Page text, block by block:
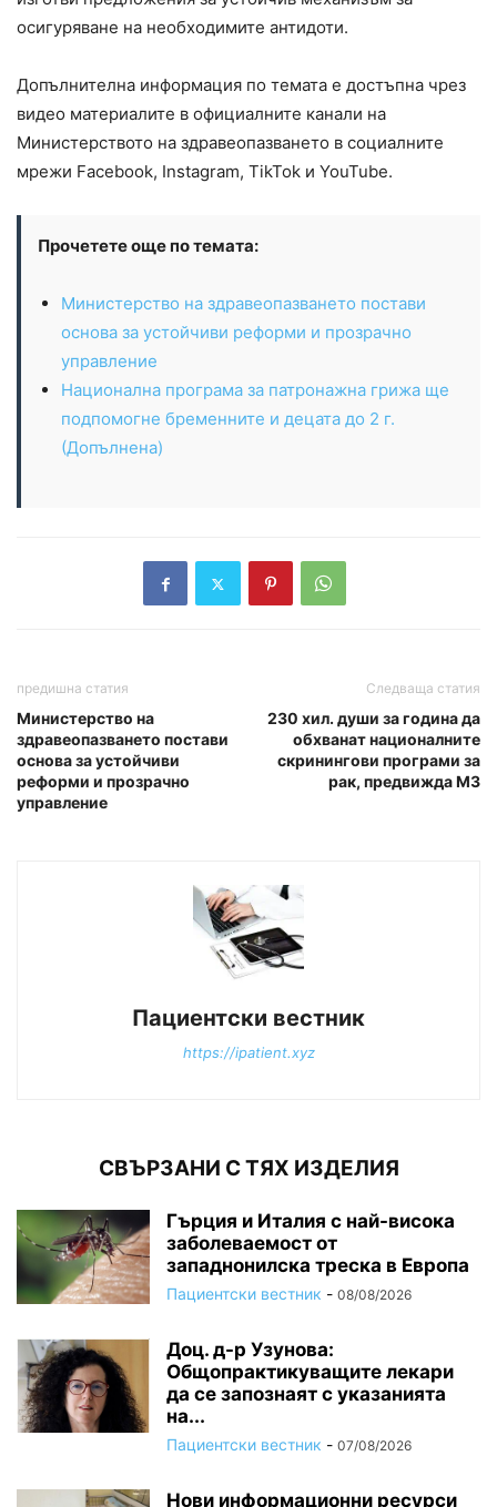
осигуряване на необходимите антидоти.
Допълнителна информация по темата е достъпна чрез
видео материалите в официалните канали на
Министерството на здравеопазването в социалните
мрежи Facebook, Instagram, TikTok и YouTube.
Прочетете още по темата:
Министерство на здравеопазването постави
основа за устойчиви реформи и прозрачно
управление
Национална програма за патронажна грижа ще
подпомогне бременните и децата до 2 г.
(Допълнена)
предишна статия
Министерство на
здравеопазването постави
основа за устойчиви
реформи и прозрачно
управление
Следваща статия
230 хил. души за година да
обхванат националните
скринингови програми за
рак, предвижда МЗ
Пациентски вестник
https://ipatient.xyz
СВЪРЗАНИ С ТЯХ ИЗДЕЛИЯ
Гърция и Италия с най-висока
заболеваемост от
западнонилска треска в Европа
Пациентски вестник - 08/08/2026
Доц. д-р Узунова:
Общопрактикуващите лекари
да се запознаят с указанията
на...
Пациентски вестник - 07/08/2026
Нови информационни ресурси